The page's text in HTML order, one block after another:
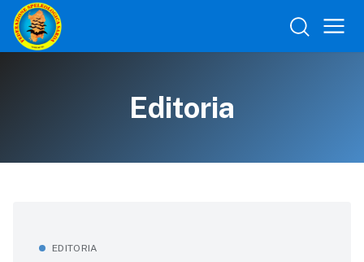
Editoria
EDITORIA